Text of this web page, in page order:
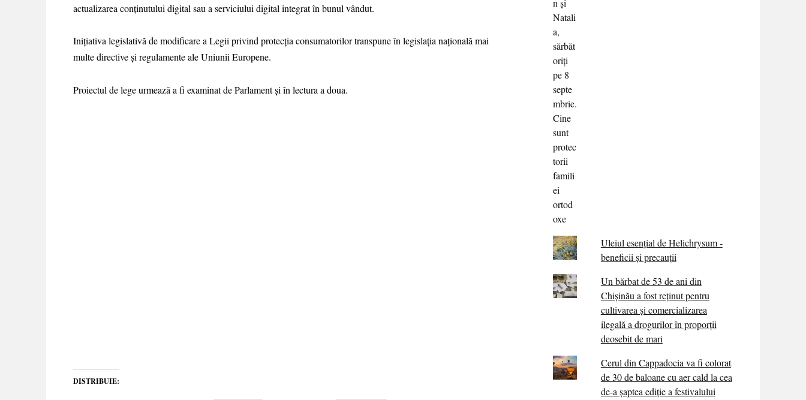
actualizarea conținutului digital sau a serviciului digital integrat în bunul vândut.
Inițiativa legislativă de modificare a Legii privind protecția consumatorilor transpune în legislația națională mai
multe directive și regulamente ale Uniunii Europene.
Proiectul de lege urmează a fi examinat de Parlament și în lectura a doua.
DISTRIBUIE:
Uleiul esențial de Helichrysum -
beneficii și precauții
Un bărbat de 53 de ani din
Chișinău a fost reținut pentru
cultivarea și comercializarea
ilegală a drogurilor în proporții
deosebit de mari
Cerul din Cappadocia va fi colorat
de 30 de baloane cu aer cald la cea
de-a șaptea ediție a festivalului